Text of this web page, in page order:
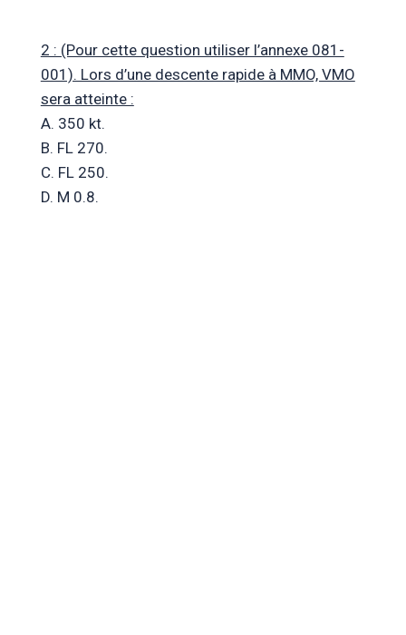
2 : (Pour cette question utiliser l’annexe 081-
001). Lors d’une descente rapide à MMO, VMO
sera atteinte :
A. 350 kt.
B. FL 270.
C. FL 250.
D. M 0.8.